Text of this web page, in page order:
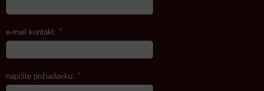
e-mail kontakt: *
napíšte požiadavku: *